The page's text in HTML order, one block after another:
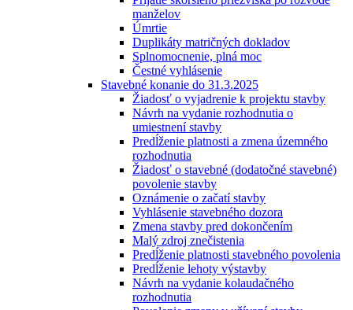
manželov
Úmrtie
Duplikáty matričných dokladov
Splnomocnenie, plná moc
Čestné vyhlásenie
Stavebné konanie do 31.3.2025
Žiadosť o vyjadrenie k projektu stavby
Návrh na vydanie rozhodnutia o
umiestnení stavby
Predĺženie platnosti a zmena územného
rozhodnutia
Žiadosť o stavebné (dodatočné stavebné)
povolenie stavby
Oznámenie o začatí stavby
Vyhlásenie stavebného dozora
Zmena stavby pred dokončením
Malý zdroj znečistenia
Predĺženie platnosti stavebného povolenia
Predĺženie lehoty výstavby
Návrh na vydanie kolaudačného
rozhodnutia